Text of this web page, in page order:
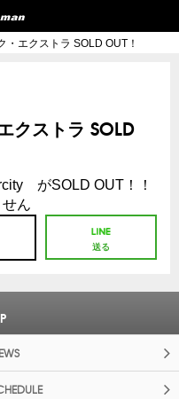
・エクストラ SOLD OUT！
クストラ SOLD
がSOLD OUT！！
ん
送る